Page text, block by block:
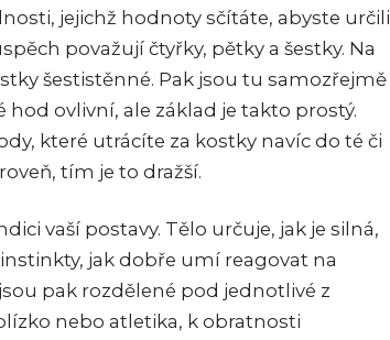
jejichž hodnoty sčítáte, abyste určili
považují čtyřky, pětky a šestky. Na
šestistěnné. Pak jsou tu samozřejmě
ovlivní, ale základ je takto prostý.
které utrácíte za kostky navíc do té či
tím je to dražší.
vaší postavy. Tělo určuje, jak je silná,
jak dobře umí reagovat na
pak rozdělené pod jednotlivé z
nebo atletika, k obratnosti